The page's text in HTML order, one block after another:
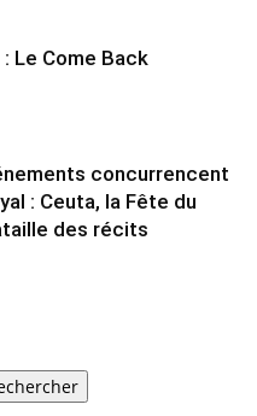
Le Come Back
concurrencent
: Ceuta, la Fête du
des récits